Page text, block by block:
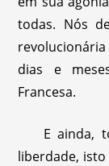
todas. Nós
dias e
Francesa.
E ainda,
liberdade,